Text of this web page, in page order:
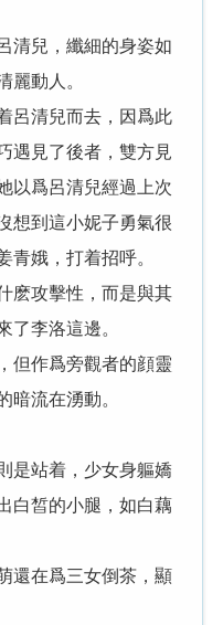
兒，纖細的身姿如
麗動人。
清兒而去，因爲此
遇見了後者，雙方見
以爲呂清兒經過上次
想到這小妮子勇氣很
青娥，打着招呼。
攻擊性，而是與其
了李洛這邊。
作爲旁觀者的顔靈
暗流在湧動。
站着，少女身軀嬌
白皙的小腿，如白藕
在爲三女倒茶，顯